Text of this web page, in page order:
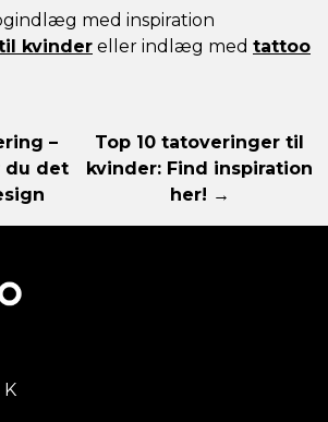
med inspiration
kvinder eller indlæg med tattoo
–
du det
Top 10 tatoveringer til
kvinder: Find inspiration
her! →
K